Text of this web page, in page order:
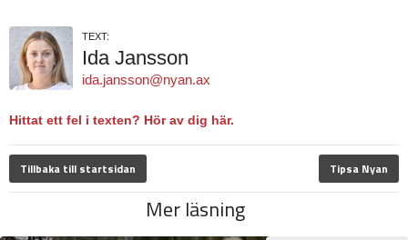
TEXT:
Ida Jansson
ida.jansson@nyan.ax
Hittat ett fel i texten? Hör av dig här.
Tillbaka till startsidan Tipsa Nyan
Mer läsning